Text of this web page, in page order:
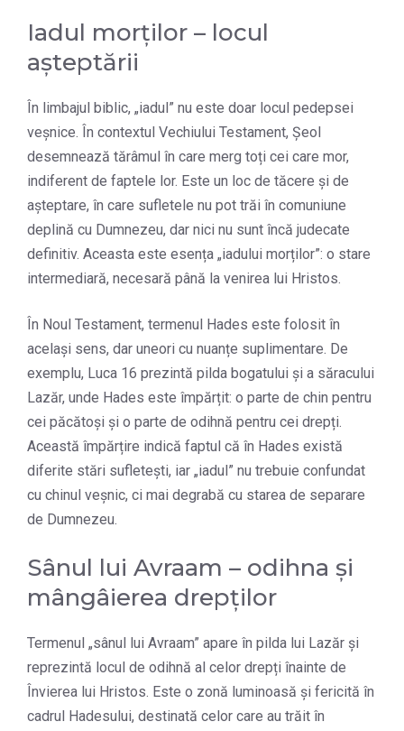
Iadul morților – locul
așteptării
În limbajul biblic, „iadul” nu este doar locul pedepsei
veșnice. În contextul Vechiului Testament, Șeol
desemnează tărâmul în care merg toți cei care mor,
indiferent de faptele lor. Este un loc de tăcere și de
așteptare, în care sufletele nu pot trăi în comuniune
deplină cu Dumnezeu, dar nici nu sunt încă judecate
definitiv. Aceasta este esența „iadului morților”: o stare
intermediară, necesară până la venirea lui Hristos.
În Noul Testament, termenul Hades este folosit în
același sens, dar uneori cu nuanțe suplimentare. De
exemplu, Luca 16 prezintă pilda bogatului și a săracului
Lazăr, unde Hades este împărțit: o parte de chin pentru
cei păcătoși și o parte de odihnă pentru cei drepți.
Această împărțire indică faptul că în Hades există
diferite stări sufletești, iar „iadul” nu trebuie confundat
cu chinul veșnic, ci mai degrabă cu starea de separare
de Dumnezeu.
Sânul lui Avraam – odihna și
mângâierea drepților
Termenul „sânul lui Avraam” apare în pilda lui Lazăr și
reprezintă locul de odihnă al celor drepți înainte de
Învierea lui Hristos. Este o zonă luminoasă și fericită în
cadrul Hadesului, destinată celor care au trăit în